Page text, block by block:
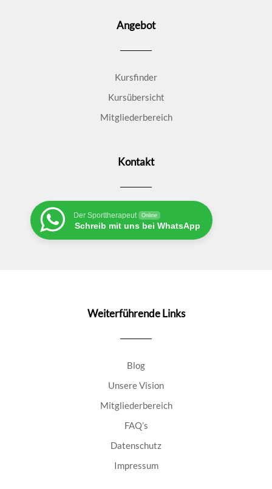
Angebot
Kursfinder
Kursübersicht
Mitgliederbereich
Kontakt
Der Sporttherapeut Online
Schreib mit uns bei WhatsApp
Weiterführende Links
Blog
Unsere Vision
Mitgliederbereich
FAQ’s
Datenschutz
Impressum